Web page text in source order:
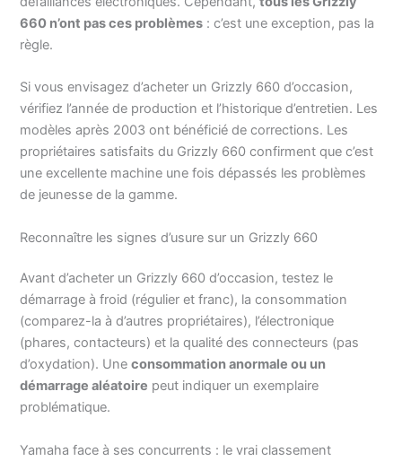
660 n’ont pas ces problèmes : c’est une exception, pas la
règle.
Si vous envisagez d’acheter un Grizzly 660 d’occasion,
vérifiez l’année de production et l’historique d’entretien. Les
modèles après 2003 ont bénéficié de corrections. Les
propriétaires satisfaits du Grizzly 660 confirment que c’est
une excellente machine une fois dépassés les problèmes
de jeunesse de la gamme.
Reconnaître les signes d’usure sur un Grizzly 660
Avant d’acheter un Grizzly 660 d’occasion, testez le
démarrage à froid (régulier et franc), la consommation
(comparez-la à d’autres propriétaires), l’électronique
(phares, contacteurs) et la qualité des connecteurs (pas
d’oxydation). Uneconsommation anormale ou un
démarrage aléatoire peut indiquer un exemplaire
problématique.
Yamaha face à ses concurrents : le vrai classement